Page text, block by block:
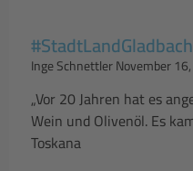
Inge SchnettlerNovember
„Vor 20 Jahren hat es
Wein und Olivenöl. Es
Toskana